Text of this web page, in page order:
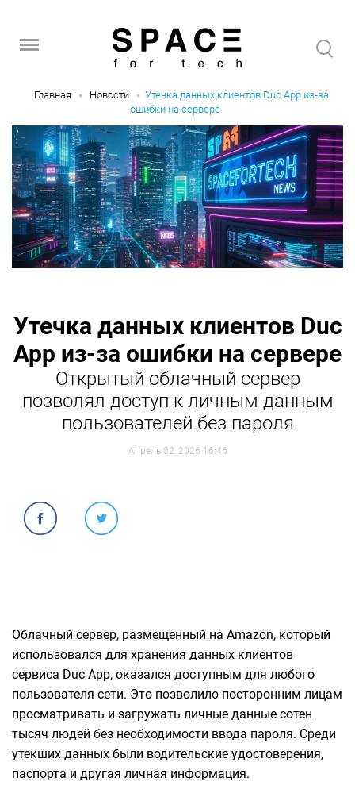
Главная Новости
Утечка данных клиентов Duc App из-за
ошибки на сервере
Утечка данных клиентов Duc
App из-за ошибки на сервере
Открытый облачный сервер
позволял доступ к личным данным
пользователей без пароля
Апрель 02, 2026 16:46
Облачный сервер, размещенный на Amazon, который
использовался для хранения данных клиентов
сервиса Duc App, оказался доступным для любого
пользователя сети. Это позволило посторонним лицам
просматривать и загружать личные данные сотен
тысяч людей без необходимости ввода пароля. Среди
утекших данных были водительские удостоверения,
паспорта и другая личная информация.